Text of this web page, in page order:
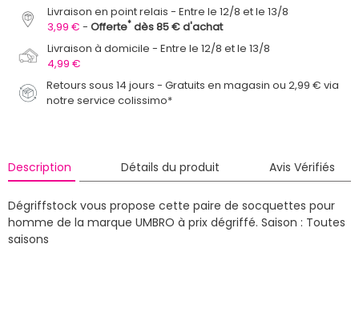
Livraison en point relais
Entre le 12/8 et le 13/8
3,99 €
Offerte* dès 85 € d'achat
Livraison à domicile
Entre le 12/8 et le 13/8
4,99 €
Retours sous 14 jours - Gratuits en magasin ou 2,99 € via
notre service colissimo*
Description Détails du produit Avis Vérifiés
Dégriffstock vous propose cette paire de socquettes pour
homme de la marque UMBRO à prix dégriffé. Saison : Toutes
saisons